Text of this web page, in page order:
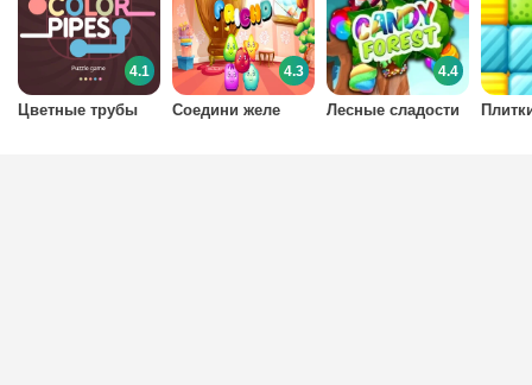
Цветные трубы
4.1
Соедини желе
4.3
Лесные сладости
4.4